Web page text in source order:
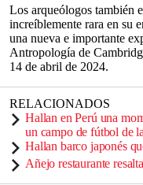
Los arqueólogos también
increíblemente rara en su
una nueva e importante
Antropología de
14 de abril de 2024.
RELACIONADOS
Hallan en Perú una
un campo de fútbol de
Hallan barco japonés
Añejo restaurante